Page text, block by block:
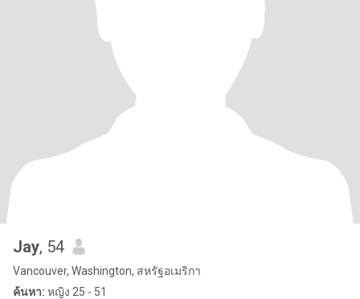
Jay, 54
Vancouver, Washington, สหรัฐอเมริกา
ค้นหา: หญิง 25 - 51